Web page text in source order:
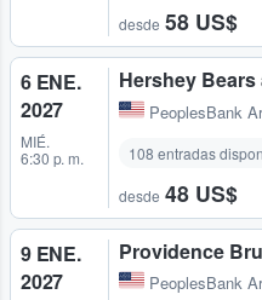
desde 58 US$
6 ENE.
2027
MIÉ.
6:30 p. m.
Hershey
PeoplesBank
108 entradas
desde 48 US$
9 ENE.
2027
Providence
PeoplesBank